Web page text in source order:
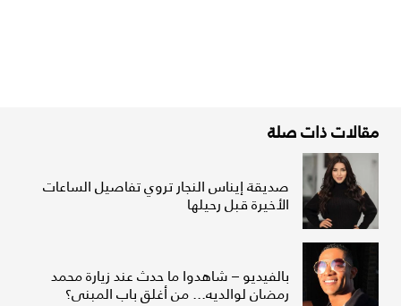
مقالات ذات صلة
صديقة إيناس النجار تروي تفاصيل الساعات
الأخيرة قبل رحيلها
بالفيديو – شاهدوا ما حدث عند زيارة محمد
رمضان لوالديه... من أغلق باب المبنى؟